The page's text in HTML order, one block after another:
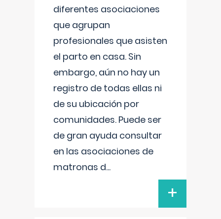
diferentes asociaciones
que agrupan
profesionales que asisten
el parto en casa. Sin
embargo, aún no hay un
registro de todas ellas ni
de su ubicación por
comunidades. Puede ser
de gran ayuda consultar
en las asociaciones de
matronas d...
+